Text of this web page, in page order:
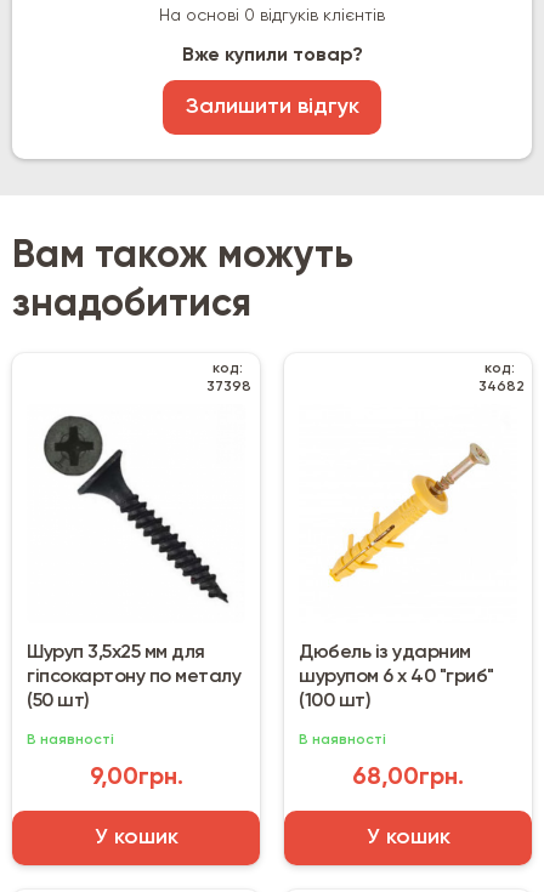
На основі 0 відгуків клієнтів
Вже купили товар?
Залишити відгук
Вам також можуть
знадобитися
код:
37398
Шуруп 3,5х25 мм для
гіпсокартону по металу
(50 шт)
В наявності
9,00грн.
У кошик
код:
34682
Дюбель із ударним
шурупом 6 х 40 "гриб"
(100 шт)
В наявності
68,00грн.
У кошик